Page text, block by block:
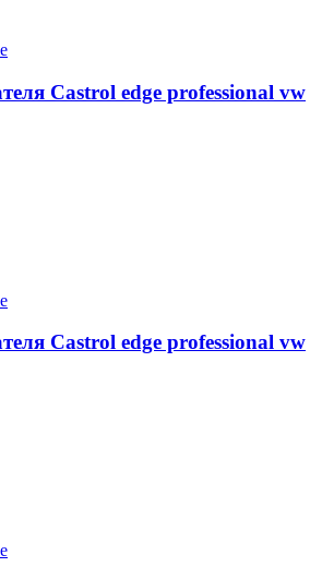
Castrol edge professional vw
Castrol edge professional vw